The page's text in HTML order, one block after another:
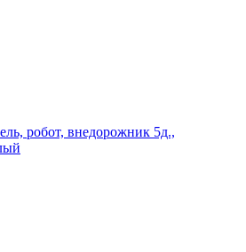
робот, внедорожник 5д.,